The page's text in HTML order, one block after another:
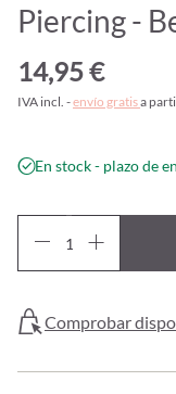
Piercing -
14,95 €
IVA incl. -envío gratisa
En stock - plazo de
Comprobar